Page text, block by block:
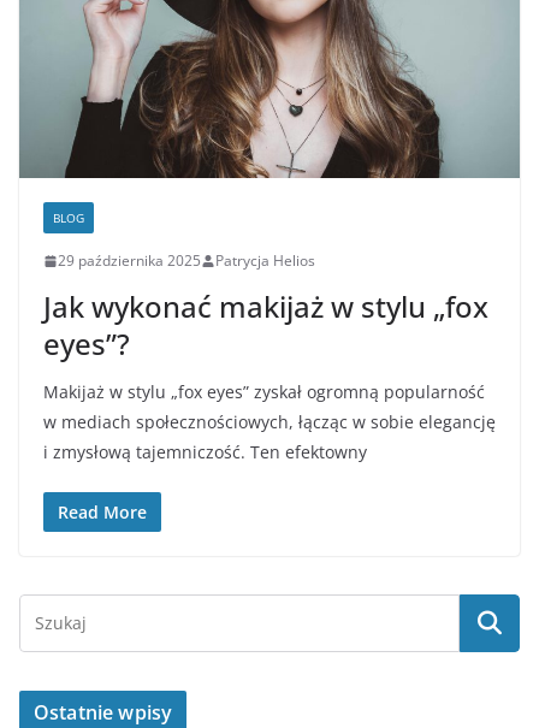
BLOG
29 października 2025 Patrycja Helios
Jak wykonać makijaż w stylu „fox
eyes”?
Makijaż w stylu „fox eyes” zyskał ogromną popularność
w mediach społecznościowych, łącząc w sobie elegancję
i zmysłową tajemniczość. Ten efektowny
Read More
Ostatnie wpisy